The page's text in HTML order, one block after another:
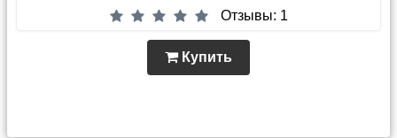
Отзывы: 1
Купить